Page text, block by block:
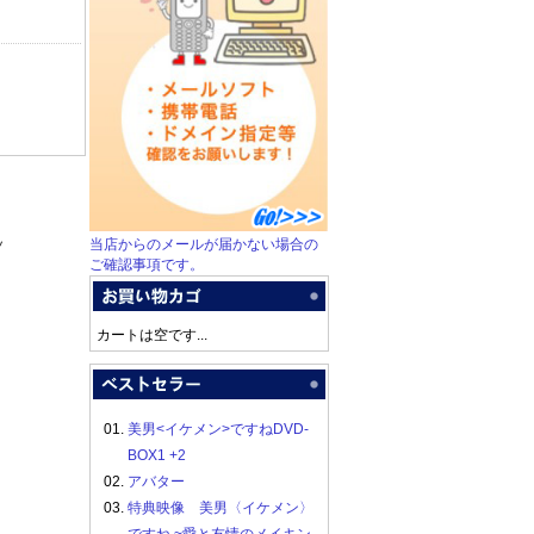
当店からのメールが届かない場合の
ご確認事項です。
カートは空です...
01. 美男<イケメン>ですねDVD-
BOX1 +2
02. アバター
03. 特典映像 美男〈イケメン〉